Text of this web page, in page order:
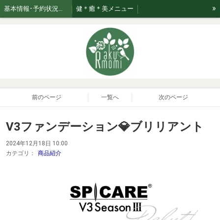
基本情報･予約状況・ページのご案内 健＊癒＊美メニュー
ご案内 セラピスト紹介
»
前のページ 一覧へ 次のページ
V3ファンデーション💎ブリリアント
2024年12月18日 10:00
カテゴリ：
商品紹介